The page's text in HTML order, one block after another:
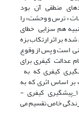
منطقی آن بود
« ترس و وحشت» را
هم سزایی خطای
بر اثر ارتکاب بزه
است و پس از وقوع
عدالت کیفری برای
کیفری که به
بر اساس اثری که به
جامعه و یا فرد بزهکار می گذارد به ۱_پیشگیری کیفری -
بازدارندگی خاص تقسیم می